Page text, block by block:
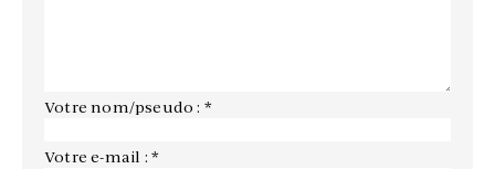
Votre nom/pseudo : *
Votre e-mail : *